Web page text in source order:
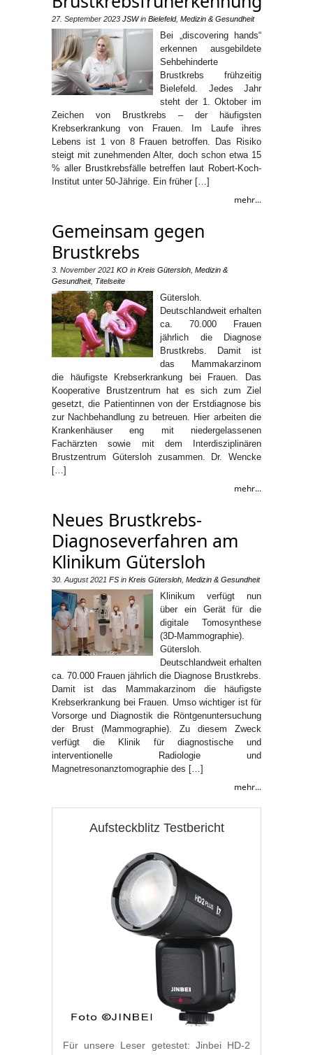
27. September 2023 JSWin Bielefeld, Medizin & Gesundheit
Bei „discovering hands“
erkennen ausgebildete
Sehbehinderte
Brustkrebs frühzeitig
Bielefeld. Jedes Jahr
steht der 1. Oktober im
Zeichen von Brustkrebs – der häufigsten
Krebserkrankung von Frauen. Im Laufe ihres
Lebens ist 1 von 8 Frauen betroffen. Das Risiko
steigt mit zunehmenden Alter, doch schon etwa 15
% aller Brustkrebsfälle betreffen laut Robert-Koch-
Institut unter 50-Jährige. Ein früher […]
mehr...
Gemeinsam gegen
Brustkrebs
3. November 2021 KO in Kreis Gütersloh Medizin &
Gesundheit, Titelseite
Gütersloh.
Deutschlandweit erhalten
ca. 70.000 Frauen
jährlich die Diagnose
Brustkrebs. Damit ist
das Mammakarzinom
die häufigste Krebserkrankung bei Frauen. Das
Kooperative Brustzentrum hat es sich zum Ziel
gesetzt, die Patientinnen von der Erstdiagnose bis
zur Nachbehandlung zu betreuen. Hier arbeiten die
Krankenhäuser eng mit niedergelassenen
Fachärzten sowie mit dem Interdisziplinären
Brustzentrum Gütersloh zusammen. Dr. Wencke
[…]
mehr...
Neues Brustkrebs-
Diagnoseverfahren am
Klinikum Gütersloh
30. August 2021 FS in Kreis Gütersloh Medizin & Gesundheit
Klinikum verfügt nun
über ein Gerät für die
digitale Tomosynthese
(3D-Mammographie).
Gütersloh.
Deutschlandweit erhalten
ca. 70.000 Frauen jährlich die Diagnose Brustkrebs.
Damit ist das Mammakarzinom die häufigste
Krebserkrankung bei Frauen. Umso wichtiger ist für
Vorsorge und Diagnostik die Röntgenuntersuchung
der Brust (Mammographie). Zu diesem Zweck
verfügt die Klinik für diagnostische und
interventionelle Radiologie und
Magnetresonanztomographie des […]
mehr...
Aufsteckblitz Testbericht
Für unsere Leser getestet: Jinbei HD-2